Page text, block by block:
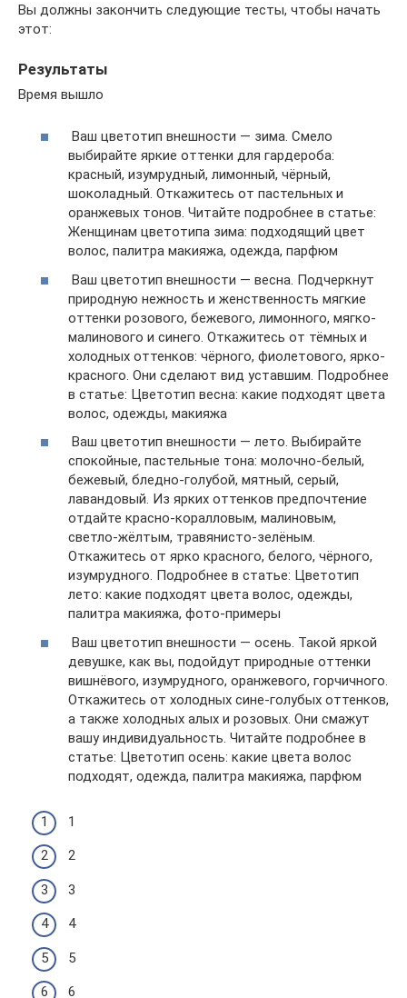
Вы должны закончить следующие тесты, чтобы начать
этот:
Результаты
Время вышло
Ваш цветотип внешности — зима. Смело
выбирайте яркие оттенки для гардероба:
красный, изумрудный, лимонный, чёрный,
шоколадный. Откажитесь от пастельных и
оранжевых тонов. Читайте подробнее в статье:
Женщинам цветотипа зима: подходящий цвет
волос, палитра макияжа, одежда, парфюм
Ваш цветотип внешности — весна. Подчеркнут
природную нежность и женственность мягкие
оттенки розового, бежевого, лимонного, мягко-
малинового и синего. Откажитесь от тёмных и
холодных оттенков: чёрного, фиолетового, ярко-
красного. Они сделают вид уставшим. Подробнее
в статье: Цветотип весна: какие подходят цвета
волос, одежды, макияжа
Ваш цветотип внешности — лето. Выбирайте
спокойные, пастельные тона: молочно-белый,
бежевый, бледно-голубой, мятный, серый,
лавандовый. Из ярких оттенков предпочтение
отдайте красно-коралловым, малиновым,
светло-жёлтым, травянисто-зелёным.
Откажитесь от ярко красного, белого, чёрного,
изумрудного. Подробнее в статье: Цветотип
лето: какие подходят цвета волос, одежды,
палитра макияжа, фото-примеры
Ваш цветотип внешности — осень. Такой яркой
девушке, как вы, подойдут природные оттенки
вишнёвого, изумрудного, оранжевого, горчичного.
Откажитесь от холодных сине-голубых оттенков,
а также холодных алых и розовых. Они смажут
вашу индивидуальность. Читайте подробнее в
статье: Цветотип осень: какие цвета волос
подходят, одежда, палитра макияжа, парфюм
1
2
3
4
5
6